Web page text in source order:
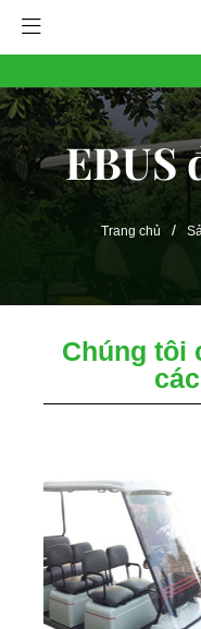
EBUS
Trang chủ /
Chúng tôi